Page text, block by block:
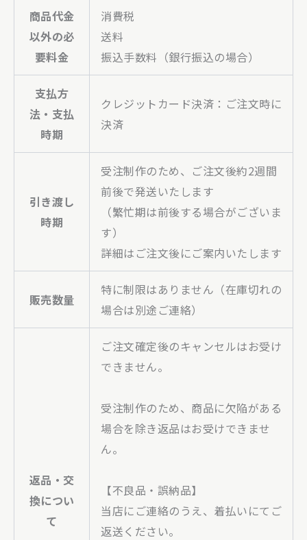
商品代金
以外の必
要料金
消費税
送料
振込手数料（銀行振込の場合）
支払方
法・支払
時期
クレジットカード決済：ご注文時に
決済
引き渡し
時期
受注制作のため、ご注文後約2週間
前後で発送いたします
（繁忙期は前後する場合がございま
す）
詳細はご注文後にご案内いたします
販売数量
特に制限はありません（在庫切れの
場合は別途ご連絡）
返品・交
換につい
て
ご注文確定後のキャンセルはお受け
できません。
受注制作のため、商品に欠陥がある
場合を除き返品はお受けできませ
ん。
【不良品・誤納品】
当店にご連絡のうえ、着払いにてご
返送ください。